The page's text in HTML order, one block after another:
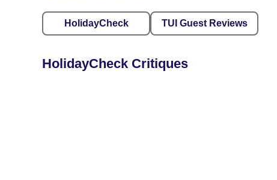
HolidayCheck TUI Guest Reviews
HolidayCheck Critiques